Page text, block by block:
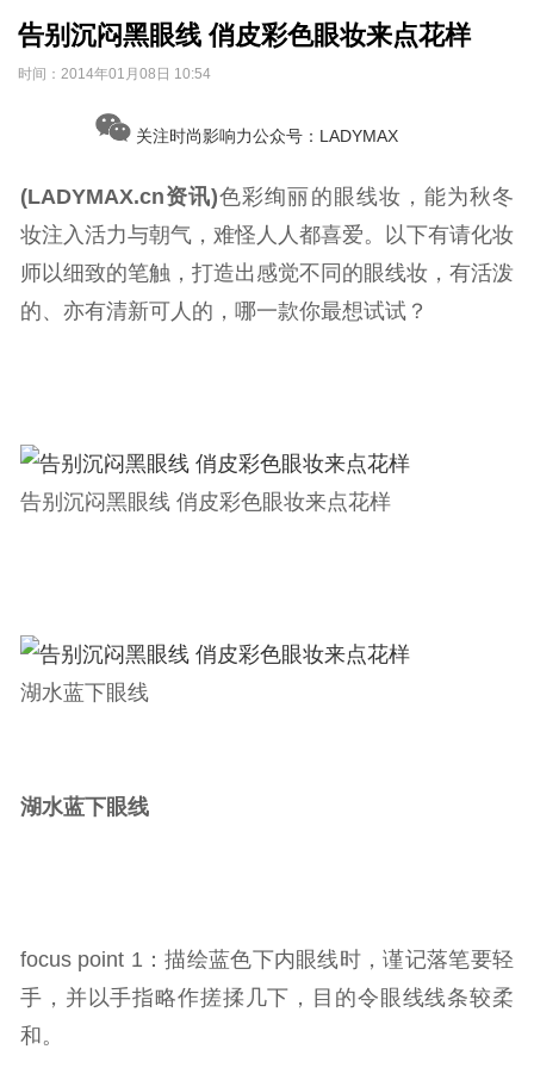
告别沉闷黑眼线 俏皮彩色眼妆来点花样
时间： 2014年01月08日 10:54
关注时尚影响力公众号：LADYMAX
(LADYMAX.cn资讯)色彩绚丽的眼线妆，能为秋冬
妆注入活力与朝气，难怪人人都喜爱。以下有请化妆
师以细致的笔触，打造出感觉不同的眼线妆，有活泼
的、亦有清新可人的，哪一款你最想试试？
告别沉闷黑眼线 俏皮彩色眼妆来点花样
湖水蓝下眼线
湖水蓝下眼线
focus point 1：描绘蓝色下内眼线时，谨记落笔要轻
手，并以手指略作搓揉几下，目的令眼线线条较柔
和。